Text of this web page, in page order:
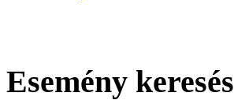
Esemény keresés